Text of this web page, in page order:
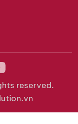
reserved.